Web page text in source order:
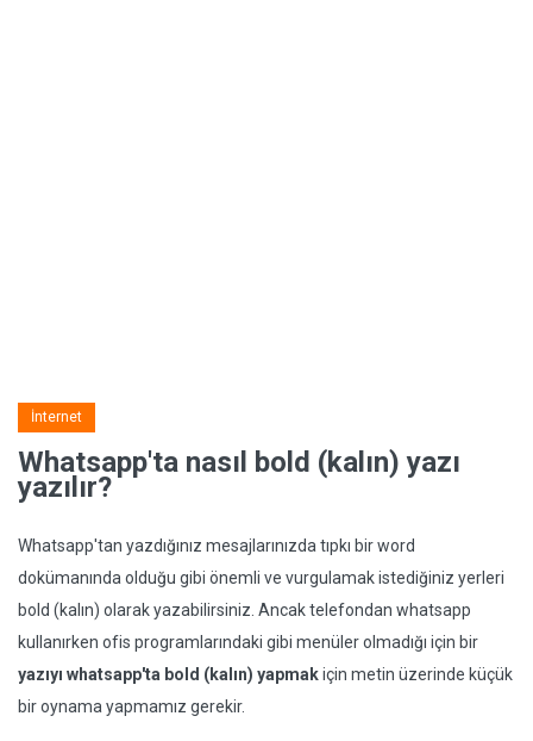
İnternet
Whatsapp'ta nasıl bold (kalın) yazı
yazılır?
Whatsapp'tan yazdığınız mesajlarınızda tıpkı bir word
dokümanında olduğu gibi önemli ve vurgulamak istediğiniz yerleri
bold (kalın) olarak yazabilirsiniz. Ancak telefondan whatsapp
kullanırken ofis programlarındaki gibi menüler olmadığı için bir
yazıyı whatsapp'ta bold (kalın) yapmakiçin metin üzerinde küçük
bir oynama yapmamız gerekir.